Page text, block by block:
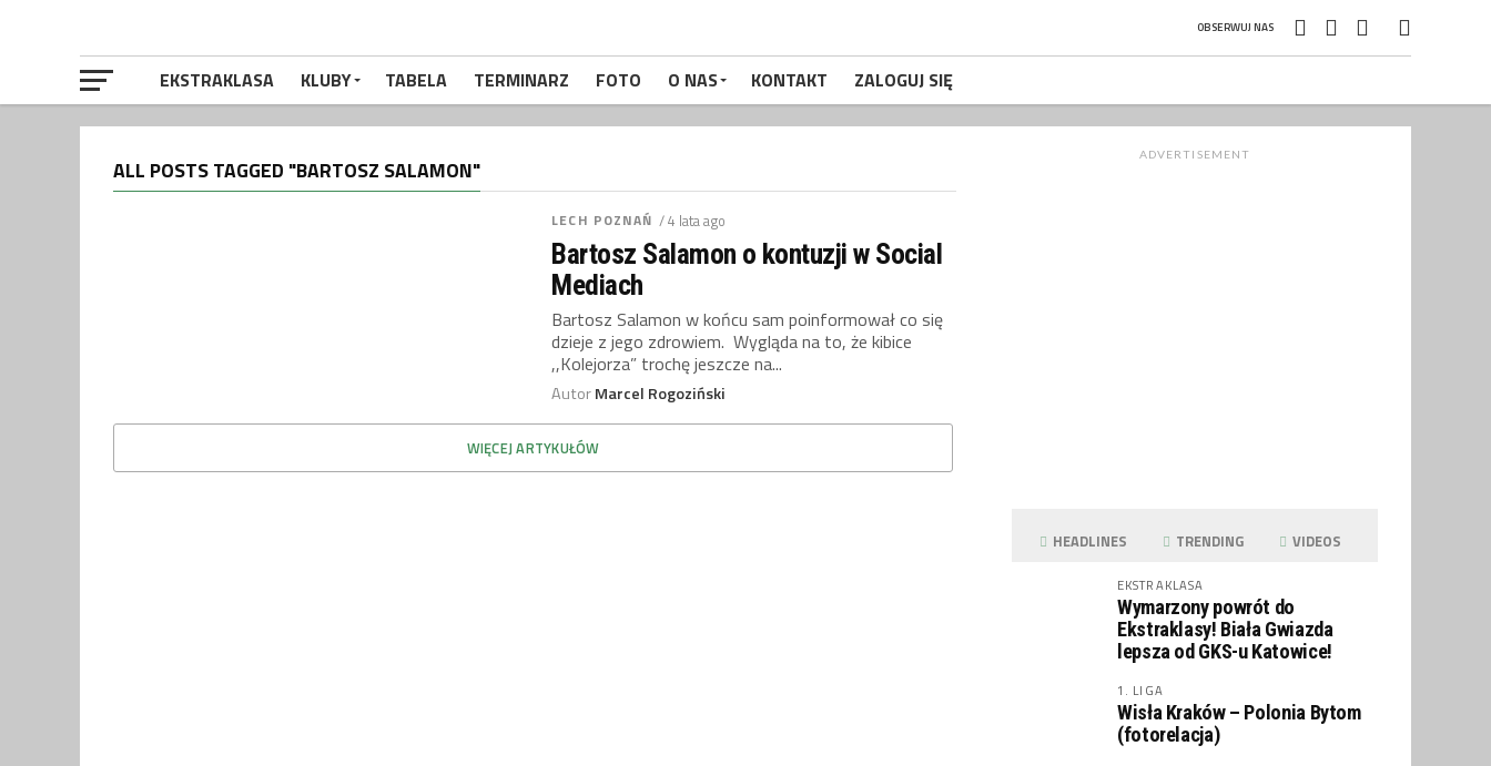
OBSERWUJ NAS
EKSTRAKLASA KLUBY TABELA TERMINARZ FOTO O NAS KONTAKT ZALOGUJ SIĘ
ALL POSTS TAGGED "BARTOSZ SALAMON"
LECH POZNAŃ / 4 lata ago
Bartosz Salamon o kontuzji w Social
Mediach
Bartosz Salamon w końcu sam poinformował co się
dzieje z jego zdrowiem. Wygląda na to, że kibice
,,Kolejorza” trochę jeszcze na...
AutorMarcel Rogoziński
WIĘCEJ ARTYKUŁÓW
ADVERTISEMENT
HEADLINES TRENDING VIDEOS
EKSTRAKLASA
Wymarzony powrót do
Ekstraklasy! Biała Gwiazda
lepsza od GKS-u Katowice!
1. LIGA
Wisła Kraków – Polonia Bytom
(fotorelacja)